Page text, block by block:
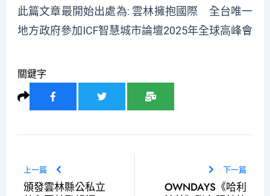
此篇文章最開始出處為: 雲林擁抱國際 全台唯一
地方政府參加ICF智慧城市論壇2025年全球高峰會
關鍵字
上一篇
頒發雲林縣公私立
下一篇
OWNDAYS《哈利